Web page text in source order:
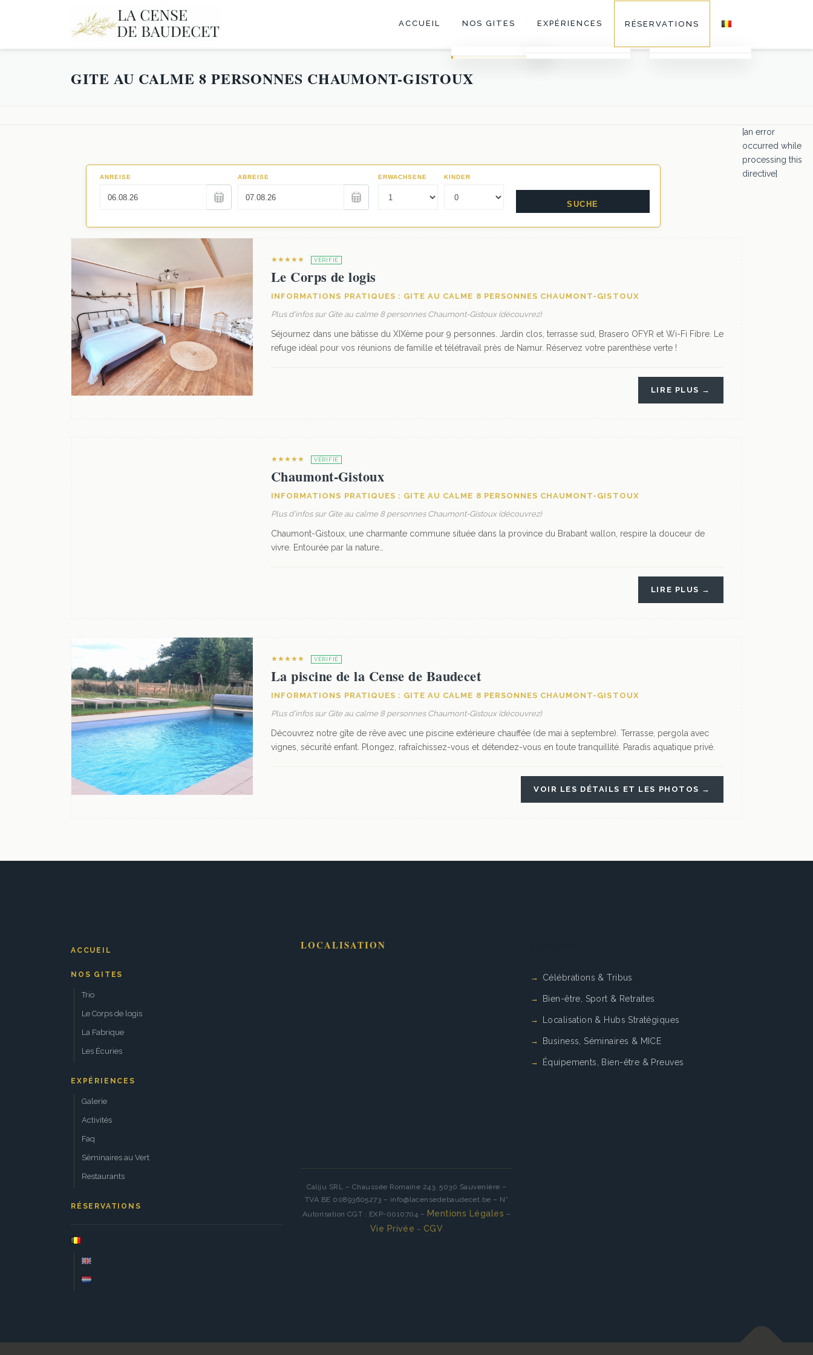
ACCUEIL NOS GITES
Les Écuries
EXPÉRIENCES
Restaurants
RÉSERVATIONS
GITE AU CALME 8 PERSONNES CHAUMONT-GISTOUX
★★★★★ VÉRIFIÉ
Le Corps de logis
INFORMATIONS PRATIQUES : GITE AU CALME 8 PERSONNES CHAUMONT-GISTOUX
Plus d'infos sur Gite au calme 8 personnes Chaumont-Gistoux (découvrez)
Séjournez dans une bâtisse du XIXème pour 9 personnes. Jardin clos, terrasse sud, Brasero OFYR et Wi-Fi Fibre. Le
refuge idéal pour vos réunions de famille et télétravail près de Namur. Réservez votre parenthèse verte !
LIRE PLUS →
★★★★★ VÉRIFIÉ
Chaumont-Gistoux
INFORMATIONS PRATIQUES : GITE AU CALME 8 PERSONNES CHAUMONT-GISTOUX
Plus d'infos sur Gite au calme 8 personnes Chaumont-Gistoux (découvrez)
Chaumont-Gistoux, une charmante commune située dans la province du Brabant wallon, respire la douceur de
vivre. Entourée par la nature…
LIRE PLUS →
★★★★★ VÉRIFIÉ
La piscine de la Cense de Baudecet
INFORMATIONS PRATIQUES : GITE AU CALME 8 PERSONNES CHAUMONT-GISTOUX
Plus d'infos sur Gite au calme 8 personnes Chaumont-Gistoux (découvrez)
Découvrez notre gîte de rêve avec une piscine extérieure chauffée (de mai à septembre). Terrasse, pergola avec
vignes, sécurité enfant. Plongez, rafraîchissez-vous et détendez-vous en toute tranquillité. Paradis aquatique privé.
VOIR LES DÉTAILS ET LES PHOTOS →
[an error
occurred while
processing this
directive]
ACCUEIL
NOS GITES
Trio
Le Corps de logis
La Fabrique
Les Écuries
EXPÉRIENCES
Galerie
Activités
Faq
Séminaires au Vert
Restaurants
RÉSERVATIONS
LOCALISATION
Caliju SRL – Chaussée Romaine 243, 5030 Sauvenière –
TVA BE 00893605273 – info@lacensedebaudecet.be – N°
Autorisation CGT : EXP-0010704 – Mentions Légales –
Vie Privée – CGV
Célébrations & Tribus
Bien-être, Sport & Retraites
Localisation & Hubs Stratégiques
Business, Séminaires & MICE
Équipements, Bien-être & Preuves